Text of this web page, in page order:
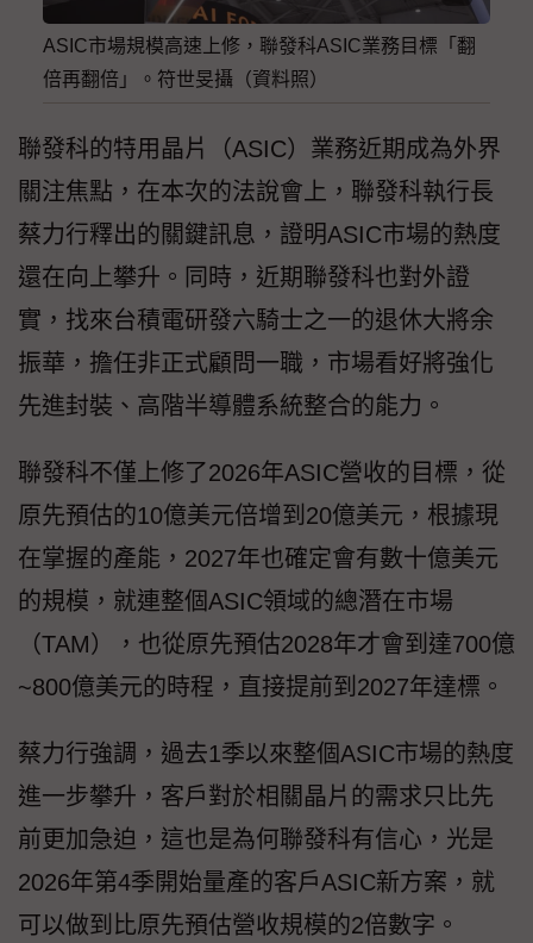
ASIC市場規模高速上修，聯發科ASIC業務目標「翻
倍再翻倍」。符世旻攝（資料照）
聯發科的特用晶片（ASIC）業務近期成為外界
關注焦點，在本次的法說會上，聯發科執行長
蔡力行釋出的關鍵訊息，證明ASIC市場的熱度
還在向上攀升。同時，近期聯發科也對外證
實，找來台積電研發六騎士之一的退休大將余
振華，擔任非正式顧問一職，市場看好將強化
先進封裝、高階半導體系統整合的能力。
聯發科不僅上修了2026年ASIC營收的目標，從
原先預估的10億美元倍增到20億美元，根據現
在掌握的產能，2027年也確定會有數十億美元
的規模，就連整個ASIC領域的總潛在市場
（TAM），也從原先預估2028年才會到達700億
~800億美元的時程，直接提前到2027年達標。
蔡力行強調，過去1季以來整個ASIC市場的熱度
進一步攀升，客戶對於相關晶片的需求只比先
前更加急迫，這也是為何聯發科有信心，光是
2026年第4季開始量產的客戶ASIC新方案，就
可以做到比原先預估營收規模的2倍數字。